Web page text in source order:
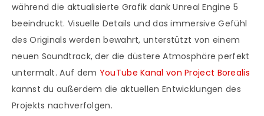
während die aktualisierte Grafik dank Unreal Engine 5
beeindruckt. Visuelle Details und das immersive Gefühl
des Originals werden bewahrt, unterstützt von einem
neuen Soundtrack, der die düstere Atmosphäre perfekt
untermalt. Auf dem YouTube Kanal von Project Borealis
kannst du außerdem die aktuellen Entwicklungen des
Projekts nachverfolgen.